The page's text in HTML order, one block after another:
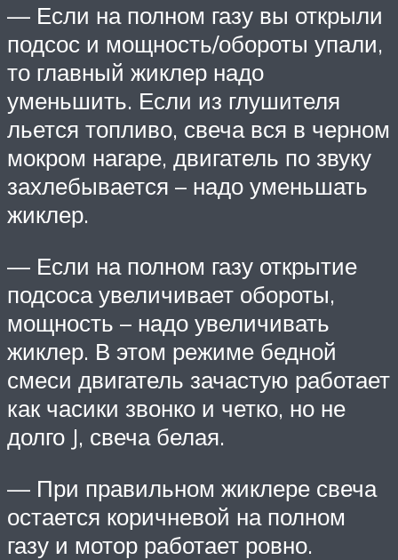
— Если на полном газу вы открыли
подсос и мощность/обороты упали,
то главный жиклер надо
уменьшить. Если из глушителя
льется топливо, свеча вся в черном
мокром нагаре, двигатель по звуку
захлебывается – надо уменьшать
жиклер.
— Если на полном газу открытие
подсоса увеличивает обороты,
мощность – надо увеличивать
жиклер. В этом режиме бедной
смеси двигатель зачастую работает
как часики звонко и четко, но не
долго J, свеча белая.
— При правильном жиклере свеча
остается коричневой на полном
газу и мотор работает ровно.